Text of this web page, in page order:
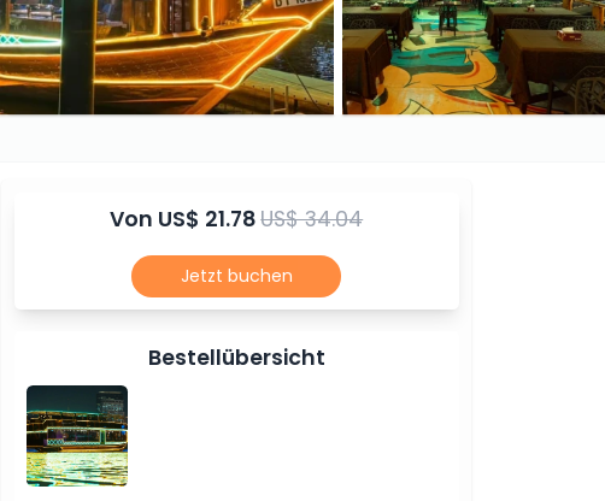
Von US$ 21.78US$ 34.04
Jetzt buchen
Bestellübersicht